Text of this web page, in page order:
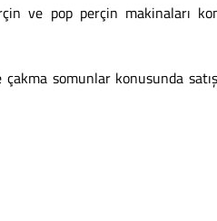
ve pop perçin makinaları
somunlar konusunda